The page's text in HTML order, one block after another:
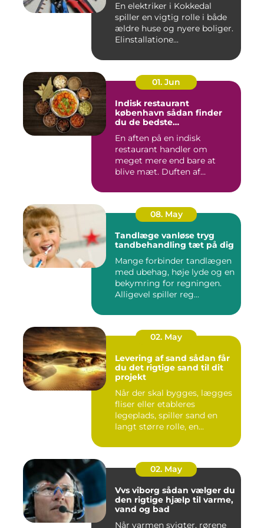
En elektriker i Kokkedal
spiller en vigtig rolle i både
ældre huse og nyere boliger.
Elinstallatione...
01. Jun
Indisk restaurant
københavn sådan finder
du de bedste
En aften på en indisk
restaurant handler om
meget mere end bare at
blive mæt. Duften af
08. May
Tandlæge vanløse tryg
tandbehandling tæt på dig
Mange forbinder tandlægen
med ubehag, høje lyde og en
bekymring for regningen.
Alligevel spiller reg...
02. May
Levering af sand sådan får
du det rigtige sand til dit
projekt
Når der skal bygges, lægges
fliser eller etableres
legeplads, spiller sand en
langt større rolle, en...
02. May
Vvs viborg sådan vælger du
den rigtige hjælp til varme,
vand og bad
Når varmen svigter, rørene